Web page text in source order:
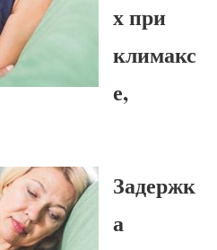
х при
климакс
е,
Задержк
а